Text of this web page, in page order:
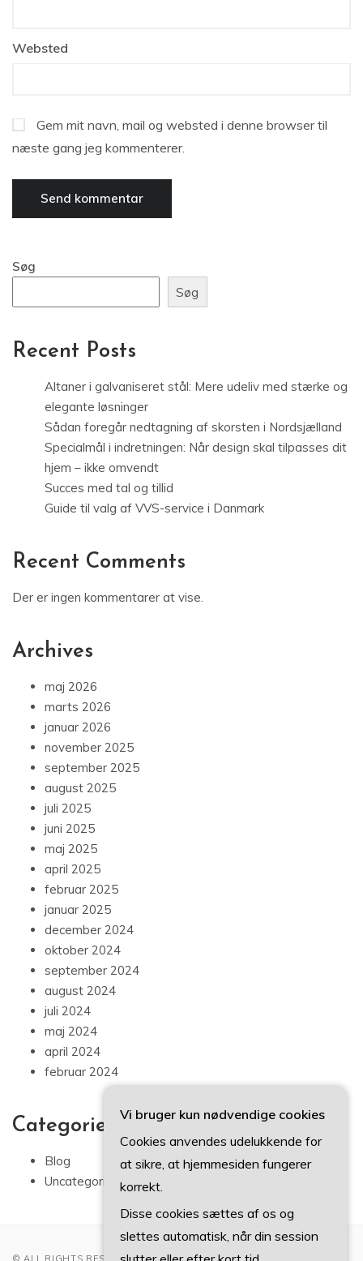
Websted
Gem mit navn, mail og websted i denne browser til
næste gang jeg kommenterer.
Søg
Søg
Recent Posts
Altaner i galvaniseret stål: Mere udeliv med stærke og
elegante løsninger
Sådan foregår nedtagning af skorsten i Nordsjælland
Specialmål i indretningen: Når design skal tilpasses dit
hjem – ikke omvendt
Succes med tal og tillid
Guide til valg af VVS-service i Danmark
Recent Comments
Der er ingen kommentarer at vise.
Archives
maj 2026
marts 2026
januar 2026
november 2025
september 2025
august 2025
juli 2025
juni 2025
maj 2025
april 2025
februar 2025
januar 2025
december 2024
oktober 2024
september 2024
august 2024
juli 2024
maj 2024
april 2024
februar 2024
Categories
Blog
Uncategorized
© ALL RIGHTS RESERVED 2022
Vi bruger kun nødvendige cookies
Cookies anvendes udelukkende for
at sikre, at hjemmesiden fungerer
korrekt.
Disse cookies sættes af os og
slettes automatisk, når din session